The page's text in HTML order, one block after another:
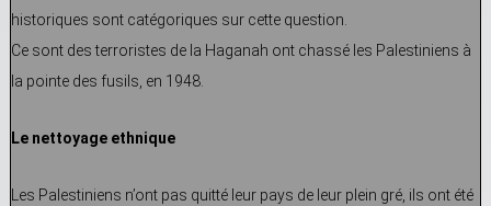
historiques sont catégoriques sur cette question.
Ce sont des terroristes de la Haganah ont chassé les Palestiniens à
la pointe des fusils, en 1948.
Le nettoyage ethnique
Les Palestiniens n’ont pas quitté leur pays de leur plein gré, ils ont été